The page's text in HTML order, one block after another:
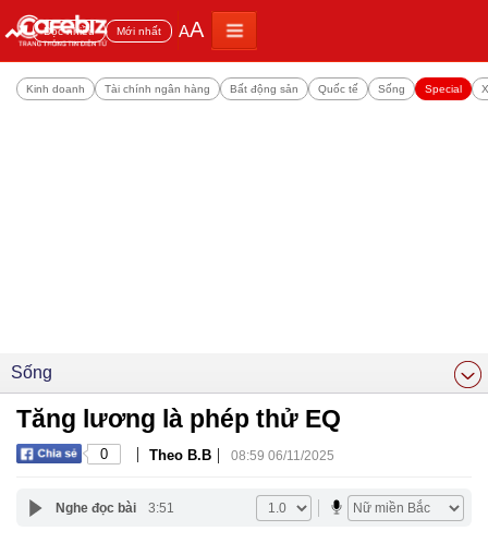
Đọc nhiều Mới nhất AA
Kinh doanh Tài chính ngân hàng Bất động sản Quốc tế Sống Special
Sống
Tăng lương là phép thử EQ
0 | Theo B.B | 08:59 06/11/2025
Nghe đọc bài 3:51